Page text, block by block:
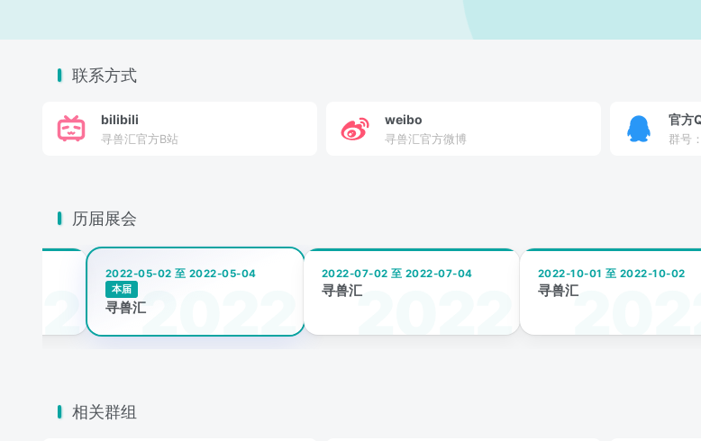
联系方式
bilibili
寻兽汇官方B站
weibo
寻兽汇官方微博
官方
群号
历届展会
2022-05-02 至 2022-05-04
本届
寻兽汇
2022-07-02 至 2022-07-04
寻兽汇
2022-10-01 至 2022-10-02
寻兽汇
相关群组